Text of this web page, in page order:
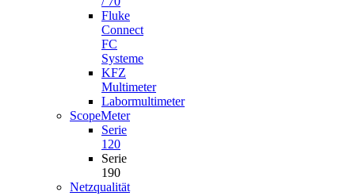
Fluke
Connect
FC
Systeme
KFZ
Multimeter
Labormultimeter
ScopeMeter
Serie
120
Serie
190
Netzqualität